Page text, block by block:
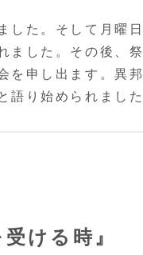
した。そして月曜日
ました。その後、祭
を申し出ます。異邦
語り始められました
ける時』